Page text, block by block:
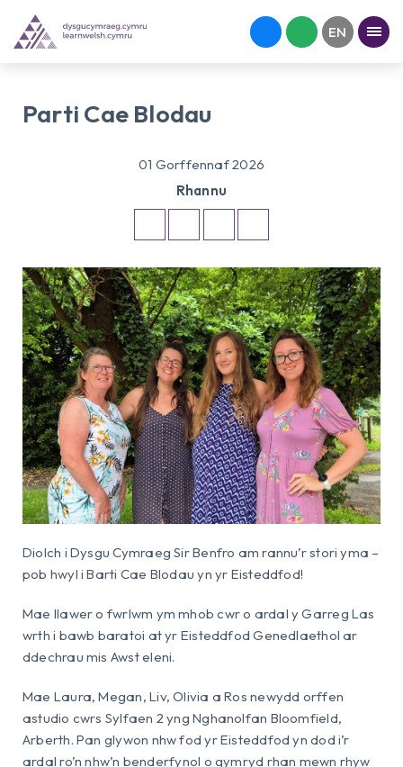
Parti Cae Blodau
01 Gorffennaf 2026
Rhannu
Diolch i Dysgu Cymraeg Sir Benfro am rannu’r stori yma –
pob hwyl i Barti Cae Blodau yn yr Eisteddfod!
Mae llawer o fwrlwm ym mhob cwr o ardal y Garreg Las
wrth i bawb baratoi at yr Eisteddfod Genedlaethol ar
ddechrau mis Awst eleni.
Mae Laura, Megan, Liv, Olivia a Ros newydd orffen
astudio cwrs Sylfaen 2 yng Nghanolfan Bloomfield,
Arberth. Pan glywon nhw fod yr Eisteddfod yn dod i’r
ardal ro’n nhw’n benderfynol o gymryd rhan mewn rhyw